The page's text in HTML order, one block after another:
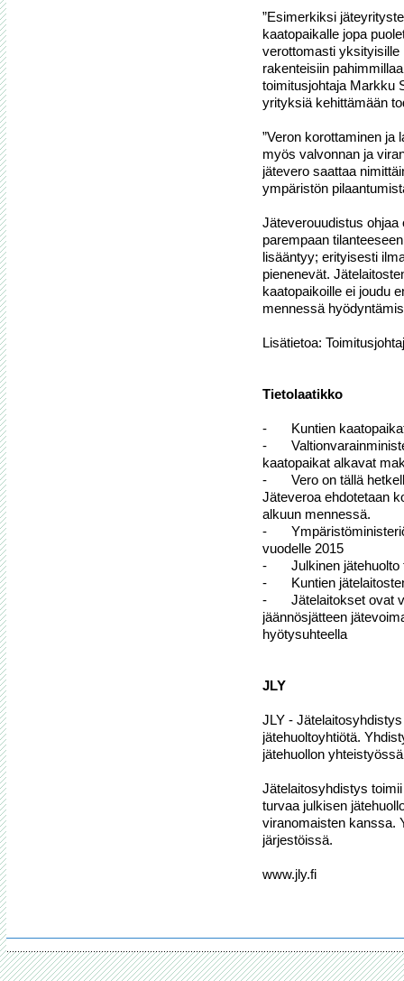
”Esimerkiksi
kaatopaikalle jopa
verottomasti yksityisille
rakenteisiin
toimitusjohtaja Markku
yrityksiä kehittämään
”Veron korottaminen
myös valvonnan ja
jätevero saattaa
ympäristön
Jäteverouudistus
parempaan
lisääntyy; erityisesti
pienenevät.
kaatopaikoille ei joudu
mennessä
Lisätietoa:
Tietolaatikko
-	Kuntien kaatopaikat ovat maksaneet jäteveroa vuodesta 1996 alkaen
-	Valtionvarainministeriön jäteveroehdotuksen mukaan myös yksityiset
kaatopaikat alkavat
-	Vero on tällä hetkellä 30 euroa / tonni. Edellinen korotus oli vuonna 2005.
Jäteveroa ehdotetaan
alkuun mennessä.
-	Ympäristöministeriö valmistelee biohajoavan jätteen kaatopaikkakieltoa
vuodelle 2015
-	Julkinen jätehuolto tähtää siihen, että kaatopaikoille ei vietäisi mitään
-	Kuntien jätelaitosten tavoitteena on kierrättää 50 % yhdyskuntajätteestä
-	Jätelaitokset ovat varautuneet hyödyntämään kierrätyskelvottoman
jäännösjätteen
hyötysuhteella
JLY
JLY -
jätehuoltoyhtiötä.
jätehuollon
Jätelaitosyhdistys
turvaa julkisen
viranomaisten kanssa.
järjestöissä.